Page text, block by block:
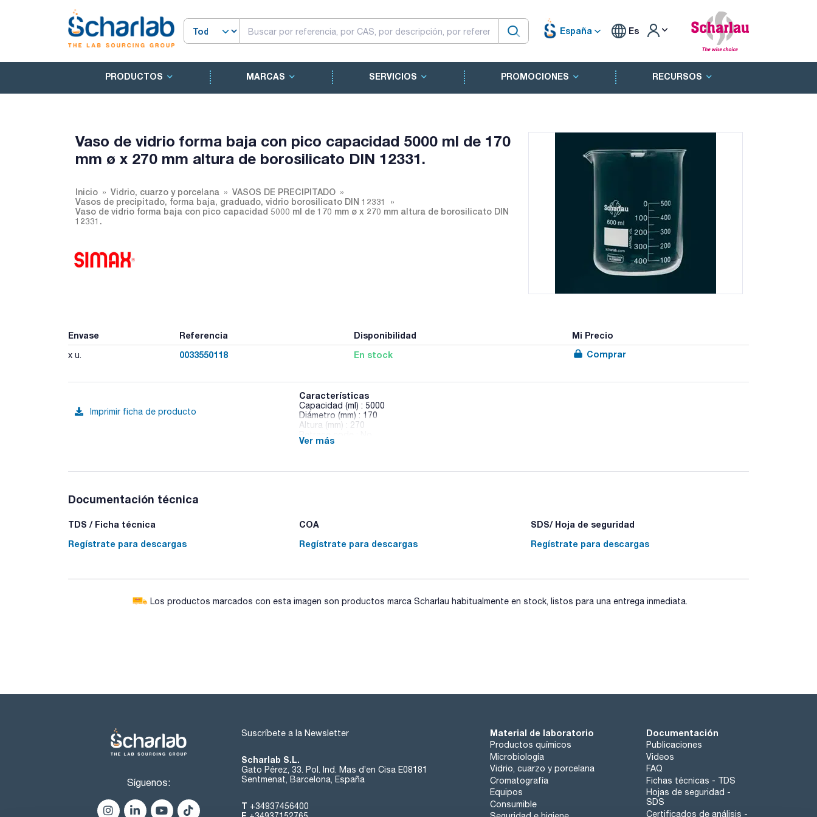
España Es
PRODUCTOS MARCAS SERVICIOS PROMOCIONES RECURSOS
Vaso de vidrio forma baja con pico capacidad 5000 ml de 170
mm ø x 270 mm altura de borosilicato DIN 12331.
Inicio Vidrio, cuarzo y porcelana
VASOS DE PRECIPITADO
Vasos de precipitado, forma baja, graduado, vidrio borosilicato DIN 12331
Vaso de vidrio forma baja con pico capacidad 5000 ml de 170 mm ø x 270 mm altura de borosilicato DIN
12331.
Envase Referencia Disponibilidad Mi Precio
x u. 0033550118 En stock Comprar
Imprimir ficha de producto
Características
Capacidad (ml) : 5000
Diámetro (mm) : 170
Altura (mm) : 270
Doble escala graduada : No
Vasos de precipitado, forma baja, graduado, vidrio borosilicato DIN 12331
Ver más
Documentación técnica
TDS / Ficha técnica
Regístrate para descargas
COA
Regístrate para descargas
SDS/ Hoja de seguridad
Regístrate para descargas
Los productos marcados con esta imagen son productos marca Scharlau habitualmente en stock, listos para una entrega inmediata.
Síguenos:
Suscríbete a la Newsletter
Scharlab S.L.
Gato Pérez, 33. Pol. Ind. Mas d’en Cisa E08181
Sentmenat, Barcelona, España
T +34937456400
Material de laboratorio
Productos químicos
Microbiología
Vidrio, cuarzo y porcelana
Cromatografía
Equipos
Consumible
Documentación
Publicaciones
Videos
FAQ
Fichas técnicas - TDS
Hojas de seguridad -
SDS
Certificados de análisis -